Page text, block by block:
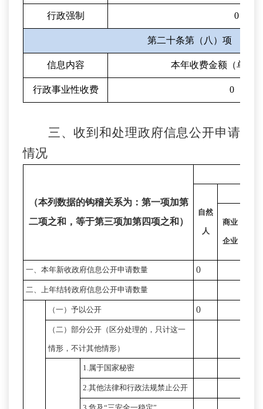
行政强制 0
第二十条第（八）项
信息内容 本年收费金额（单位
行政事业性收费 0
三、收到和处理政府信息公开申请
情况
（本列数据的钩稽关系为：第一项加第
二项之和，等于第三项加第四项之和）
自然
人
商业
企业
一、本年新收政府信息公开申请数量 0
二、上年结转政府信息公开申请数量
（一）予以公开 0
（二）部分公开（区分处理的，只计这一
情形，不计其他情形）
1.属于国家秘密
2.其他法律和行政法规禁止公开